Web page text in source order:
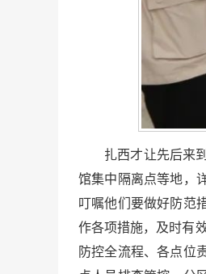
扎西才让先后来
馆集中隔离点等地，
叮嘱他们要做好防范
作各项措施，及时有
防控全流程、各点位